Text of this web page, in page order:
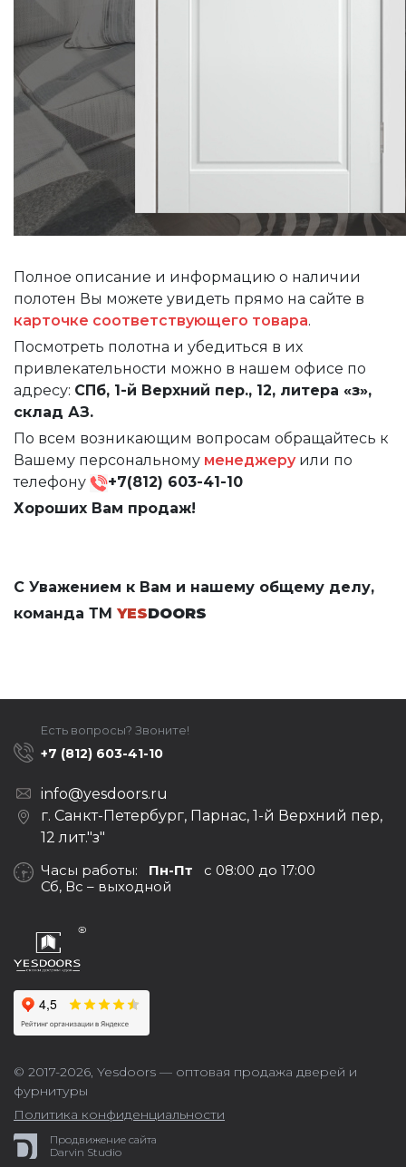
Полное описание и информацию о наличии
полотен Вы можете увидеть прямо на сайте в
карточке соответствующего товара.
Посмотреть полотна и убедиться в их
привлекательности можно в нашем офисе по
адресу: СПб, 1-й Верхний пер., 12, литера «з»,
склад АЗ.
По всем возникающим вопросам обращайтесь к
Вашему персональному менеджеруили по
телефону
+7(812) 603-41-10
Хороших Вам продаж!
С Уважением к Вам и нашему общему делу,
команда ТМ YESDOORS
© 2017-2026, Yesdoors — оптовая продажа дверей и
фурнитуры
Политика конфиденциальности
Продвижение сайта
Darvin Studio
Есть вопросы? Звоните!
+7 (812) 603-41-10
info@yesdoors.ru
г. Санкт-Петербург, Парнас, 1-й Верхний пер,
12 лит."з"
Часы работы: Пн-Пт с 08:00 до 17:00
Сб, Вс – выходной